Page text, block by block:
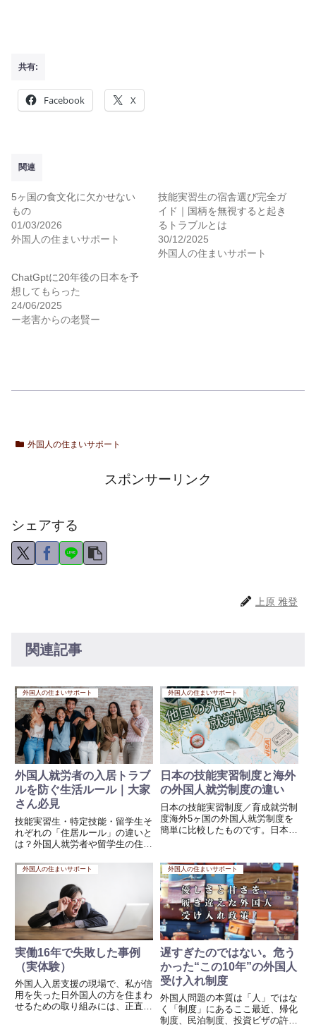
共有:
Facebook X
関連
5ヶ国の食文化に欠かせない
もの
01/03/2026
外国人の住まいサポート
技能実習生の宿舎選び完全ガ
イド｜国柄を無視すると起き
るトラブルとは
30/12/2025
外国人の住まいサポート
ChatGptに20年後の日本を予
想してもらった
24/06/2025
ー老害からの老賢ー
外国人の住まいサポート
スポンサーリンク
シェアする
上原 雅登
関連記事
外国人の住まいサポート
外国人就労者の入居トラブ
ルを防ぐ生活ルール｜大家
さん必見
技能実習生・特定技能・留学生そ
れぞれの「住居ルール」の違いと
は？外国人就労者や留学生の住居
との違いを理解しておくことはと
いう括りで同じように見えます
が、技能実習生・特定技能・留学
外国人の住まいサポート
日本の技能実習制度と海外
の外国人就労制度の違い
日本の技能実習制度／育成就労制
度海外5ヶ国の外国人就労制度を
簡単に比較したものです。日本の
が、実際には人手不足対策として
使われる面が強く、2027年4月か
らは「人材育成と人材確保」...
外国人の住まいサポート
実働16年で失敗した事例
（実体験）
外国人入居支援の現場で、私が信
用を失った日外国人の方を住まわ
せるための取り組みには、正直に
外国人の住まいサポート
遅すぎたのではない。危う
かった“この10年”の外国人
受け入れ制度
外国人問題の本質は「人」ではな
く「制度」にあるここ最近、帰化
制度、民泊制度、投資ビザの許認